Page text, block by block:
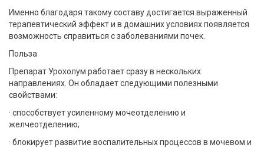
Именно благодаря такому составу достигается выраженный
терапевтический эффект и в домашних условиях появляется
возможность справиться с заболеваниями почек.
Польза
Препарат Урохолум работает сразу в нескольких
направлениях. Он обладает следующими полезными
свойствами:
· способствует усиленному мочеотделению и
желчеотделению;
· блокирует развитие воспалительных процессов в мочевом и